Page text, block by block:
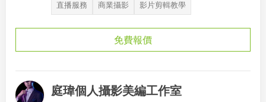
直播服務 商業攝影 影片剪輯教學
免費報價
庭瑋個人攝影美編工作室